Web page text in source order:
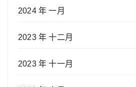
2024 年 一月
2023 年 十二月
2023 年 十一月